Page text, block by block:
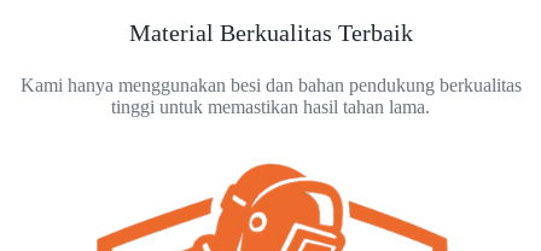
Material Berkualitas Terbaik
Kami hanya menggunakan besi dan bahan pendukung berkualitas
tinggi untuk memastikan hasil tahan lama.